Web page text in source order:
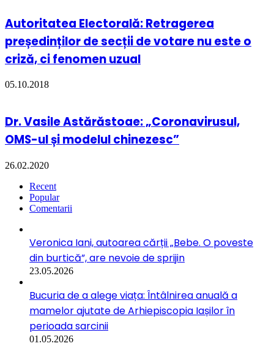
Autoritatea Electorală: Retragerea
președinților de secții de votare nu este o
criză, ci fenomen uzual
05.10.2018
Dr. Vasile Astărăstoae: „Coronavirusul,
OMS-ul și modelul chinezesc”
26.02.2020
Recent
Popular
Comentarii
Veronica Iani, autoarea cărții „Bebe. O poveste
din burtică”, are nevoie de sprijin
23.05.2026
Bucuria de a alege viața: Întâlnirea anuală a
mamelor ajutate de Arhiepiscopia Iașilor în
perioada sarcinii
01.05.2026